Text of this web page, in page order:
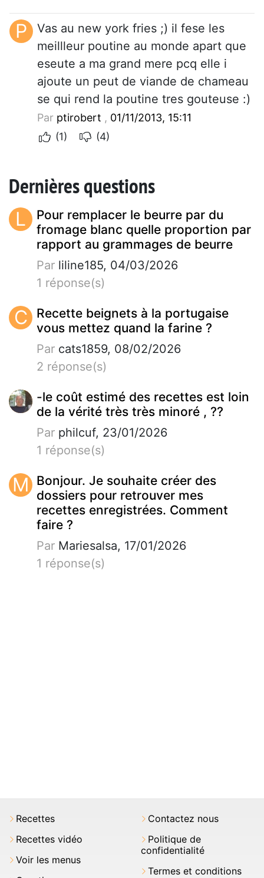
P
Vas au new york fries ;) il fese les
meillleur poutine au monde apart que
eseute a ma grand mere pcq elle i
ajoute un peut de viande de chameau
se qui rend la poutine tres gouteuse :)
Par ptirobert , 01/11/2013, 15:11
(1)
(4)
Dernières questions
L
Pour remplacer le beurre par du
fromage blanc quelle proportion par
rapport au grammages de beurre
Par liline185, 04/03/2026
1 réponse(s)
C
Recette beignets à la portugaise
vous mettez quand la farine ?
Par cats1859, 08/02/2026
2 réponse(s)
-le coût estimé des recettes est loin
de la vérité très très minoré , ??
Par philcuf, 23/01/2026
1 réponse(s)
M Bonjour. Je souhaite créer des
dossiers pour retrouver mes
recettes enregistrées. Comment
faire ?
Par Mariesalsa, 17/01/2026
1 réponse(s)
Recettes
Recettes vidéo
Voir les menus
Contactez nous
Politique de
confidentialité
Termes et conditions